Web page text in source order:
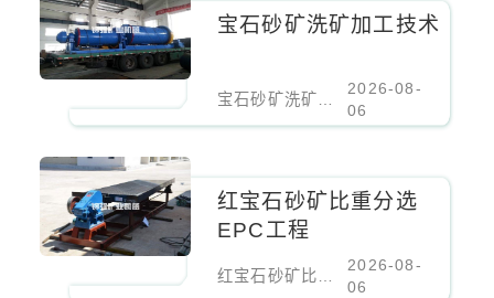
宝石砂矿洗矿加工技术
2026-08-
06
红宝石砂矿比重分选
EPC工程
红宝石砂矿比重分选EPC工程
2026-08-
06